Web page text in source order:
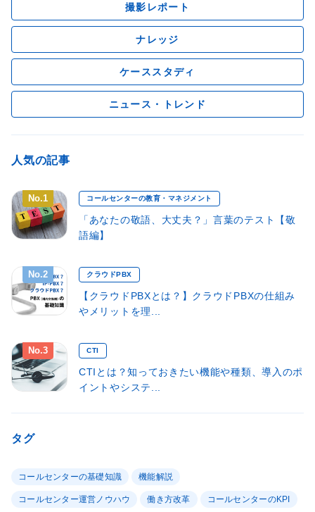
撮影レポート
ナレッジ
ケーススタディ
ニュース・トレンド
人気の記事
No.1 コールセンターの教育・マネジメント
「あなたの敬語、大丈夫？」言葉のテスト【敬
語編】
No.2 クラウドPBX
【クラウドPBXとは？】クラウドPBXの仕組み
やメリットを理...
No.3 CTI
CTIとは？知っておきたい機能や種類、導入のポ
イントやシステ...
タグ
コールセンターの基礎知識 機能解説
コールセンター運営ノウハウ 働き方改革 コールセンターのKPI